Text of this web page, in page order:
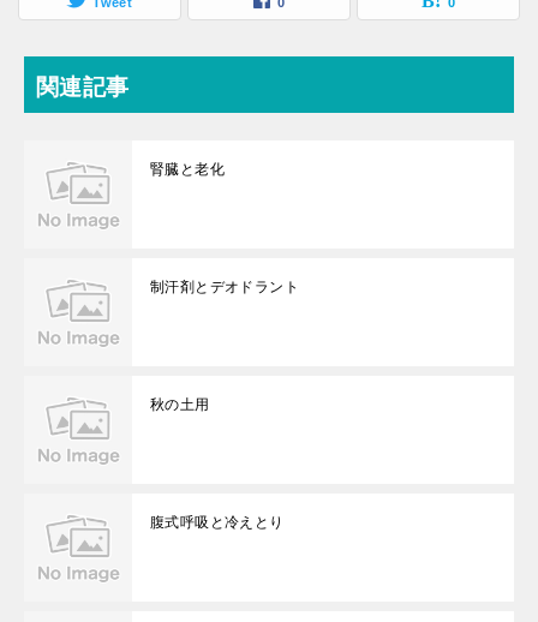
関連記事
腎臓と老化
制汗剤とデオドラント
秋の土用
腹式呼吸と冷えとり